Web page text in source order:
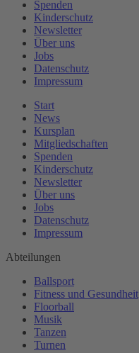
Spenden
Kinderschutz
Newsletter
Über uns
Jobs
Datenschutz
Impressum
Start
News
Kursplan
Mitgliedschaften
Spenden
Kinderschutz
Newsletter
Über uns
Jobs
Datenschutz
Impressum
Abteilungen
Ballsport
Fitness und Gesundheit
Floorball
Musik
Tanzen
Turnen